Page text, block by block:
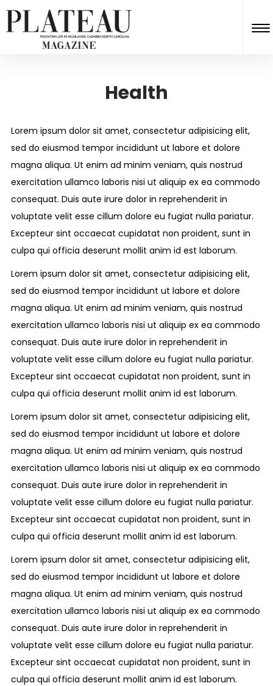
Health
Lorem ipsum dolor sit amet, consectetur adipisicing elit,
sed do eiusmod tempor incididunt ut labore et dolore
magna aliqua. Ut enim ad minim veniam, quis nostrud
exercitation ullamco laboris nisi ut aliquip ex ea commodo
consequat. Duis aute irure dolor in reprehenderit in
voluptate velit esse cillum dolore eu fugiat nulla pariatur.
Excepteur sint occaecat cupidatat non proident, sunt in
culpa qui officia deserunt mollit anim id est laborum.
Lorem ipsum dolor sit amet, consectetur adipisicing elit,
sed do eiusmod tempor incididunt ut labore et dolore
magna aliqua. Ut enim ad minim veniam, quis nostrud
exercitation ullamco laboris nisi ut aliquip ex ea commodo
consequat. Duis aute irure dolor in reprehenderit in
voluptate velit esse cillum dolore eu fugiat nulla pariatur.
Excepteur sint occaecat cupidatat non proident, sunt in
culpa qui officia deserunt mollit anim id est laborum.
Lorem ipsum dolor sit amet, consectetur adipisicing elit,
sed do eiusmod tempor incididunt ut labore et dolore
magna aliqua. Ut enim ad minim veniam, quis nostrud
exercitation ullamco laboris nisi ut aliquip ex ea commodo
consequat. Duis aute irure dolor in reprehenderit in
voluptate velit esse cillum dolore eu fugiat nulla pariatur.
Excepteur sint occaecat cupidatat non proident, sunt in
culpa qui officia deserunt mollit anim id est laborum.
Lorem ipsum dolor sit amet, consectetur adipisicing elit,
sed do eiusmod tempor incididunt ut labore et dolore
magna aliqua. Ut enim ad minim veniam, quis nostrud
exercitation ullamco laboris nisi ut aliquip ex ea commodo
consequat. Duis aute irure dolor in reprehenderit in
voluptate velit esse cillum dolore eu fugiat nulla pariatur.
Excepteur sint occaecat cupidatat non proident, sunt in
culpa qui officia deserunt mollit anim id est laborum.